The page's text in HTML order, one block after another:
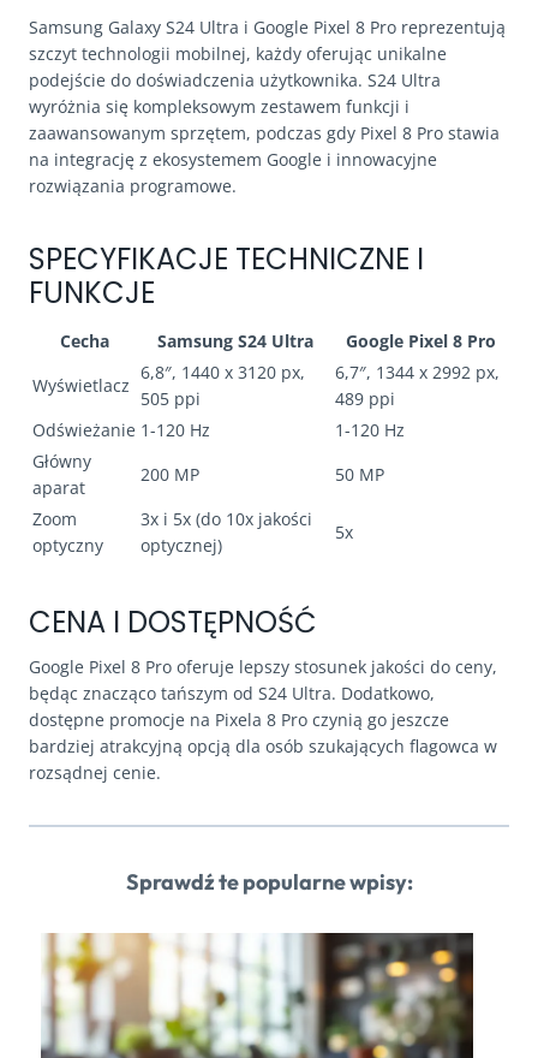
Samsung Galaxy S24 Ultra i Google Pixel 8 Pro reprezentują
szczyt technologii mobilnej, każdy oferując unikalne
podejście do doświadczenia użytkownika. S24 Ultra
wyróżnia się kompleksowym zestawem funkcji i
zaawansowanym sprzętem, podczas gdy Pixel 8 Pro stawia
na integrację z ekosystemem Google i innowacyjne
rozwiązania programowe.
SPECYFIKACJE TECHNICZNE I
FUNKCJE
Cecha Samsung S24 Ultra
Google Pixel 8 Pro
Wyświetlacz
6,8″, 1440 x 3120 px,
505 ppi
6,7″, 1344 x 2992 px,
489 ppi
Odświeżanie 1-120 Hz
1-120 Hz
Główny
aparat
200 MP
50 MP
Zoom
optyczny
3x i 5x (do 10x jakości
optycznej)
5x
CENA I DOSTĘPNOŚĆ
Google Pixel 8 Pro oferuje lepszy stosunek jakości do ceny,
będąc znacząco tańszym od S24 Ultra. Dodatkowo,
dostępne promocje na Pixela 8 Pro czynią go jeszcze
bardziej atrakcyjną opcją dla osób szukających flagowca w
rozsądnej cenie.
Sprawdź te popularne wpisy: